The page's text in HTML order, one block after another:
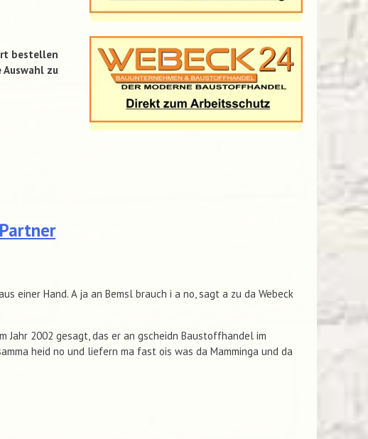
bestellen
zu
einer Hand. A ja an Bemsl brauch i a no, sagt a zu da Webeck
Jahr 2002 gesagt, das er an gscheidn Baustoffhandel im
heid no und liefern ma fast ois was da Mamminga und da